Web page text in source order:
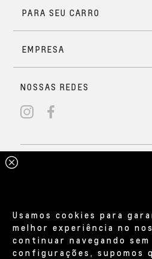
Usamos cookies para
melhor experiência no
continuar navegando
configurações, supomos